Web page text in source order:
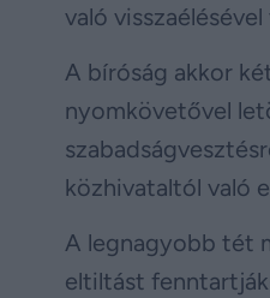
való
A bíróság akkor
nyomkövetővel
közhivataltól való
A legnagyobb tét
eltiltást